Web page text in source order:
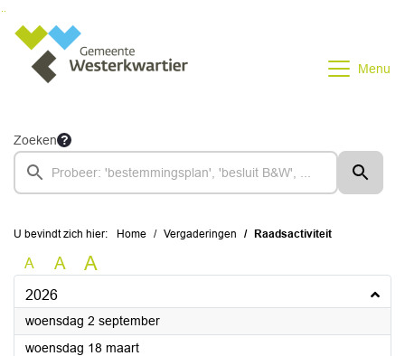
Menu
Zoeken
U bevindt zich hier: Home Vergaderingen Raadsactiviteit
A A A
2026
woensdag 2 september2026
woensdag 18 maart2026